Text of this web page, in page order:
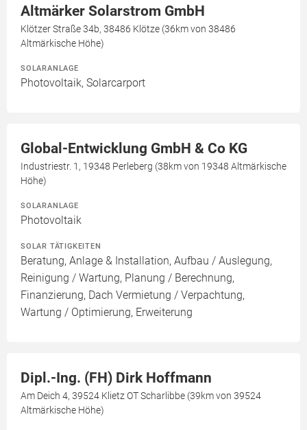
Altmärker Solarstrom GmbH
Klötzer Straße 34b, 38486 Klötze (36km von 38486
Altmärkische Höhe)
SOLARANLAGE
Photovoltaik, Solarcarport
Global-Entwicklung GmbH & Co KG
Industriestr. 1, 19348 Perleberg (38km von 19348 Altmärkische
Höhe)
SOLARANLAGE
Photovoltaik
SOLAR TÄTIGKEITEN
Beratung, Anlage & Installation, Aufbau / Auslegung,
Reinigung / Wartung, Planung / Berechnung,
Finanzierung, Dach Vermietung / Verpachtung,
Wartung / Optimierung, Erweiterung
Dipl.-Ing. (FH) Dirk Hoffmann
Am Deich 4, 39524 Klietz OT Scharlibbe (39km von 39524
Altmärkische Höhe)